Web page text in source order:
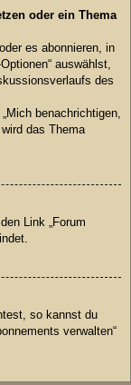
oder ein Thema
es abonnieren, in
auswählst,
des
benachrichtigen,
das Thema
Link „Forum
so kannst du
verwalten“